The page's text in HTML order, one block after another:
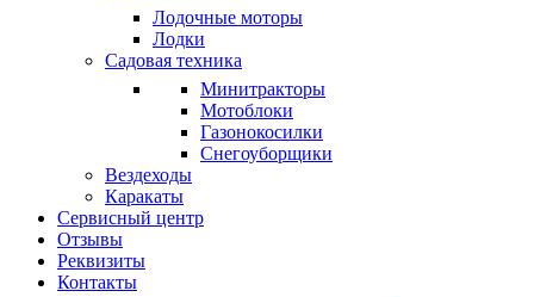
Лодочные моторы
Лодки
Садовая техника
Минитракторы
Мотоблоки
Газонокосилки
Снегоуборщики
Вездеходы
Каракаты
Сервисный центр
Отзывы
Реквизиты
Контакты